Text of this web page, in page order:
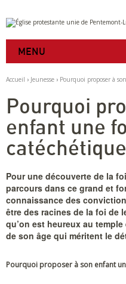
Aller
au
contenu.
à
navigation
Outils
personnels
MENU
Accueil › Jeunesse › Pourquoi proposer à
Pourquoi
enfant une
Pour une découverte de la
parcours dans ce grand et
connaissance des
être des racines de la foi de
qu’on est heureux au
de son âge qui méritent le
Pourquoi proposer à son enfant